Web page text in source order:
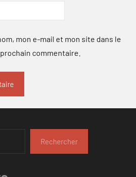
mon e-mail et mon site dans le
commentaire.
Rechercher